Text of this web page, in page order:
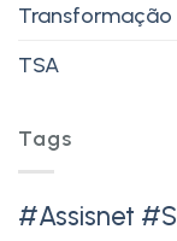
TSA
Tags
#Assisnet